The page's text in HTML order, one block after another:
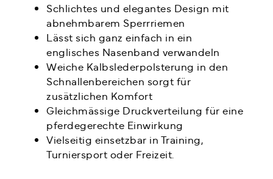
Schlichtes und elegantes Design mit
abnehmbarem Sperrriemen
Lässt sich ganz einfach in ein
englisches Nasenband verwandeln
Weiche Kalbslederpolsterung in den
Schnallenbereichen sorgt für
zusätzlichen Komfort
Gleichmässige Druckverteilung für eine
pferdegerechte Einwirkung
Vielseitig einsetzbar in Training,
Turniersport oder Freizeit.